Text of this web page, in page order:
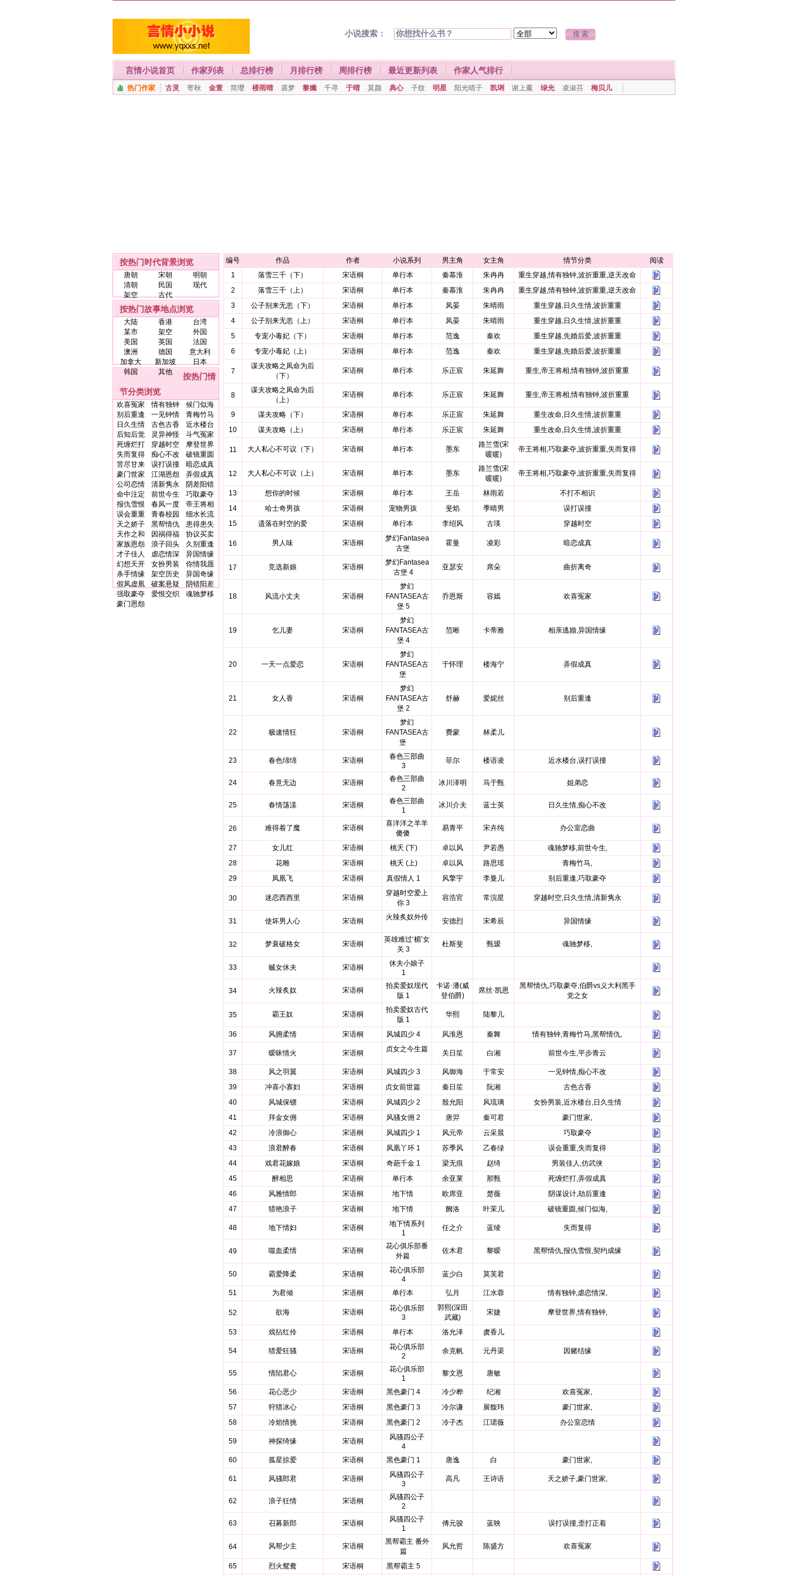
小说搜索：
言情小说首页 作家列表 总排行榜 月排行榜 周排行榜 最近更新列表 作家人气排行
热门作家 古灵 寄秋 金萱 简璎 楼雨晴 裘梦 黎孅 千寻 于晴 莫颜 典心 子纹 明星 阳光晴子 凯琍 谢上薰 绿光 凌淑芬 梅贝儿
按热门时代背景浏览
唐朝 宋朝
明朝
清朝
民国
现代
架空
古代
按热门故事地点浏览
大陆 香港
台湾
某市
架空
外国
美国
英国
法国
澳洲
德国
意大利
加拿大
新加坡
日本
韩国
其他
按热门情
节分类浏览
欢喜冤家 情有独钟
候门似海
别后重逢
一见钟情
青梅竹马
日久生情
古色古香
近水楼台
后知后觉
灵异神怪
斗气冤家
死缠烂打
穿越时空
摩登世界
失而复得
痴心不改
破镜重圆
苦尽甘来
误打误撞
暗恋成真
豪门世家
江湖恩怨
弄假成真
公司恋情
清新隽永
阴差阳错
命中注定
前世今生
巧取豪夺
报仇雪恨
春风一度
帝王将相
误会重重
青春校园
细水长流
天之娇子
黑帮情仇
患得患失
天作之和
因祸得福
协议买卖
家族恩怨
浪子回头
久别重逢
才子佳人
虐恋情深
异国情缘
幻想天开
女扮男装
你情我愿
杀手情缘
架空历史
异国奇缘
假凤虚凰
破案悬疑
阴错阳差
强取豪夺
爱恨交织
魂驰梦移
豪门恩怨
编号 作品 作者 小说系列 男主角 女主角 情节分类
阅读
1
落雪三千（下） 宋语桐 单行本 秦慕淮 朱冉冉
重生穿越,情有独钟,波折重重,逆天改命
2
落雪三千（上） 宋语桐 单行本 秦慕淮 朱冉冉
重生穿越,情有独钟,波折重重,逆天改命
3
公子别来无恙（下） 宋语桐 单行本 凤晏 朱晴雨
重生穿越,日久生情,波折重重
4
公子别来无恙（上） 宋语桐 单行本 凤晏 朱晴雨
重生穿越,日久生情,波折重重
5
专宠小毒妃（下） 宋语桐 单行本 范逸 秦欢
重生穿越,先婚后爱,波折重重
6
专宠小毒妃（上） 宋语桐 单行本 范逸 秦欢 重生穿越,先婚后爱,波折重重
7
谋夫攻略之凤命为后
（下）
宋语桐 单行本 乐正宸 朱延舞 重生,帝王将相,情有独钟,波折重重
8
谋夫攻略之凤命为后
（上）
宋语桐 单行本 乐正宸 朱延舞 重生,帝王将相,情有独钟,波折重重
9 谋夫攻略（下） 宋语桐 单行本 乐正宸 朱延舞
重生改命,日久生情,波折重重
10
谋夫攻略（上） 宋语桐 单行本 乐正宸 朱延舞 重生改命,日久生情,波折重重
11 大人私心不可议（下） 宋语桐 单行本 墨东
路兰雪(宋
暖暖)
帝王将相,巧取豪夺,波折重重,失而复得
12 大人私心不可议（上） 宋语桐 单行本 墨东
路兰雪(宋
暖暖)
帝王将相,巧取豪夺,波折重重,失而复得
13 想你的时候 宋语桐 单行本 王岳 林雨若
不打不相识
14
哈士奇男孩 宋语桐 宠物男孩 斐焰 季晴男
误打误撞
15
遗落在时空的爱 宋语桐 单行本 李绍风 古瑛 穿越时空
16 男人味 宋语桐
梦幻Fantasea
古堡
霍曼 凌彩 暗恋成真
17 竞选新娘 宋语桐
梦幻Fantasea
古堡 4
亚瑟安 席朵 曲折离奇
18 风流小丈夫 宋语桐
梦幻
FANTASEA古
堡 5
乔恩斯 容嫣 欢喜冤家
19 乞儿妻 宋语桐
梦幻
FANTASEA古
堡 4
范晰 卡蒂雅 相亲逃婚,异国情缘
20 一天一点爱恋 宋语桐
梦幻
FANTASEA古
堡
于怀理 楼海宁 弄假成真
21 女人香 宋语桐
梦幻
FANTASEA古
堡 2
舒赫 爱妮丝 别后重逢
22 极速情狂 宋语桐
梦幻
FANTASEA古
堡
费蒙 林柔儿
23 春色绵绵 宋语桐
春色三部曲
3
菲尔 楼语凌 近水楼台,误打误撞
24 春意无边 宋语桐
春色三部曲
2
冰川泽明 马于甄 姐弟恋
25 春情荡漾 宋语桐
春色三部曲
1
冰川介夫 蓝士英 日久生情,痴心不改
26 难得着了魔 宋语桐
喜洋洋之羊羊
傻傻
易青平 宋卉纯 办公室恋曲
27 女儿红 宋语桐 桃夭 (下) 卓以风 尹若愚
魂驰梦移,前世今生,
28
花雕 宋语桐 桃夭 (上) 卓以风 路思瑶
青梅竹马,
29
凤凰飞 宋语桐 真假情人 1 风擎宇 李曼儿 别后重逢,巧取豪夺
30 迷恋西西里 宋语桐
穿越时空爱上
你 3
容浩官 常浣星 穿越时空,日久生情,清新隽永
31 使坏男人心 宋语桐 火辣炙奴外传 安德烈 宋希辰 异国情缘
32 梦衰破格女 宋语桐
英雄难过‘楣’女
关 3
杜斯斐 甄瑷 魂驰梦移,
33 贼女休夫 宋语桐
休夫小娘子
1
34 火辣炙奴 宋语桐
拍卖爱奴现代
版 1
卡诺·潘(威
登伯爵)
席丝·凯恩
黑帮情仇,巧取豪夺,伯爵vs义大利黑手
党之女
35 霸王奴 宋语桐
拍卖爱奴古代
版 1
华熙 陆黎儿
36 风拥柔情 宋语桐 风城四少 4 风淮恩 秦舞 情有独钟,青梅竹马,黑帮情仇,
37 暧昧情火 宋语桐 贞女之今生篇 关日笙 白湘 前世今生,平步青云
38 风之羽翼 宋语桐 风城四少 3 风御海 于常安
一见钟情,痴心不改
39
冲喜小寡妇 宋语桐 贞女前世篇 秦日笙 阮湘
古色古香
40
风城保镖 宋语桐 风城四少 2 殷允阳 风琉璃
女扮男装,近水楼台,日久生情
41
拜金女佣 宋语桐 风骚女佣 2 唐羿 秦可君
豪门世家,
42
冷浪御心 宋语桐 风城四少 1 风元帝 云采晨
巧取豪夺
43
浪君醉春 宋语桐 凤凰丫环 1 苏季风 乙春绿
误会重重,失而复得
44
戏君花嫁娘 宋语桐 奇葩千金 1 梁无痕 赵绮
男装佳人,仿武侠
45
醉相思 宋语桐 单行本 余亚莱 那甄
死缠烂打,弄假成真
46
风雅情郎 宋语桐 地下情 欧席亚 楚薇
阴谋设计,劫后重逢
47
猎艳浪子 宋语桐 地下情 阙洛 叶茉儿 破镜重圆,候门似海,
48 地下情妇 宋语桐
地下情系列
1
任之介 蓝绫 失而复得
49 噬血柔情 宋语桐
花心俱乐部番
外篇
佐木君 黎暧 黑帮情仇,报仇雪恨,契约成缘
50 霸爱降柔 宋语桐
花心俱乐部
4
蓝少白 莫芙君
51 为君倾 宋语桐 单行本 弘月 江水蓉 情有独钟,虐恋情深,
52 欲海 宋语桐
花心俱乐部
3
郭熙(深田
武藏)
宋婕 摩登世界,情有独钟,
53 戏拈红伶 宋语桐 单行本 洛允泽 虞香儿
54 猎爱狂骚 宋语桐
花心俱乐部
2
余克帆 元丹渠 因赌结缘
55 情陷君心 宋语桐
花心俱乐部
1
黎文恩 唐敏
56 花心恶少 宋语桐 黑色豪门 4 冷少桦 纪湘
欢喜冤家,
57
狩猎冰心 宋语桐 黑色豪门 3 冷尔谦 展馥玮
豪门世家,
58
冷焰情挑 宋语桐 黑色豪门 2 冷子杰 江珺薇 办公室恋情
59 神探绮缘 宋语桐
风骚四公子
4
60
孤星掠爱 宋语桐 黑色豪门 1 唐逸 白 豪门世家,
61 风骚郎君 宋语桐
风骚四公子
3
高凡 王诗语 天之娇子,豪门世家,
62 浪子狂情 宋语桐
风骚四公子
2
63 召募新郎 宋语桐
风骚四公子
1
傅元骏 蓝映 误打误撞,歪打正着
64 风帮少主 宋语桐
黑帮霸主 番外
篇
风允哲 陈盛方 欢喜冤家
65 烈火鸳鸯 宋语桐 黑帮霸主 5